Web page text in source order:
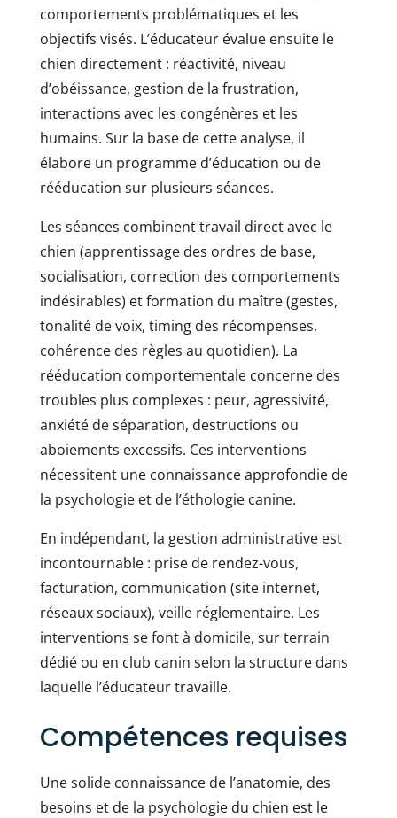
comportements problématiques et les
objectifs visés. L’éducateur évalue ensuite le
chien directement : réactivité, niveau
d’obéissance, gestion de la frustration,
interactions avec les congénères et les
humains. Sur la base de cette analyse, il
élabore un programme d’éducation ou de
rééducation sur plusieurs séances.
Les séances combinent travail direct avec le
chien (apprentissage des ordres de base,
socialisation, correction des comportements
indésirables) et formation du maître (gestes,
tonalité de voix, timing des récompenses,
cohérence des règles au quotidien). La
rééducation comportementale concerne des
troubles plus complexes : peur, agressivité,
anxiété de séparation, destructions ou
aboiements excessifs. Ces interventions
nécessitent une connaissance approfondie de
la psychologie et de l’éthologie canine.
En indépendant, la gestion administrative est
incontournable : prise de rendez-vous,
facturation, communication (site internet,
réseaux sociaux), veille réglementaire. Les
interventions se font à domicile, sur terrain
dédié ou en club canin selon la structure dans
laquelle l’éducateur travaille.
Compétences requises
Une solide connaissance de l’anatomie, des
besoins et de la psychologie du chien est le